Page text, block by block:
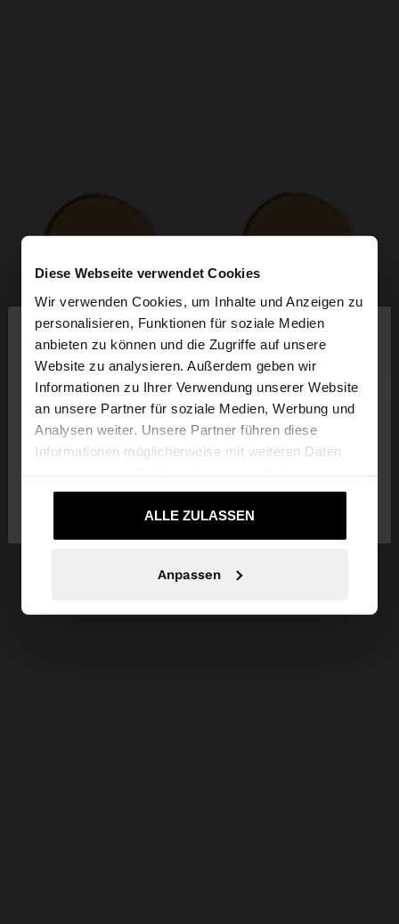
Diese Webseite verwendet Cookies
Wir verwenden Cookies, um Inhalte und Anzeigen zu
personalisieren, Funktionen für soziale Medien
anbieten zu können und die Zugriffe auf unsere
Website zu analysieren. Außerdem geben wir
Informationen zu Ihrer Verwendung unserer Website
an unsere Partner für soziale Medien, Werbung und
Analysen weiter. Unsere Partner führen diese
Informationen möglicherweise mit weiteren Daten
die sie im Rahmen Ihrer Nutzung der Dienste
gesammelt haben.ALLE ZULASSEN
Anpassen
hallo
Sie greifen von Luxembourg auf die Website zu.
Möchten Sie unsere United States Website
Luxembourg
Ja, bringen Sie mich
zu United States